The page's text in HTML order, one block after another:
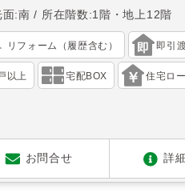
面:南 所在階数:1階・地上12階
リフォーム（履歴含む） 即引
以上 宅配BOX 住宅ロ
お問合せ 詳